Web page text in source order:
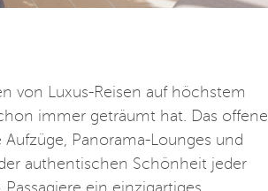
von Luxus-Reisen auf höchstem
immer geträumt hat. Das offene
Panorama-Lounges und
authentischen Schönheit jeder